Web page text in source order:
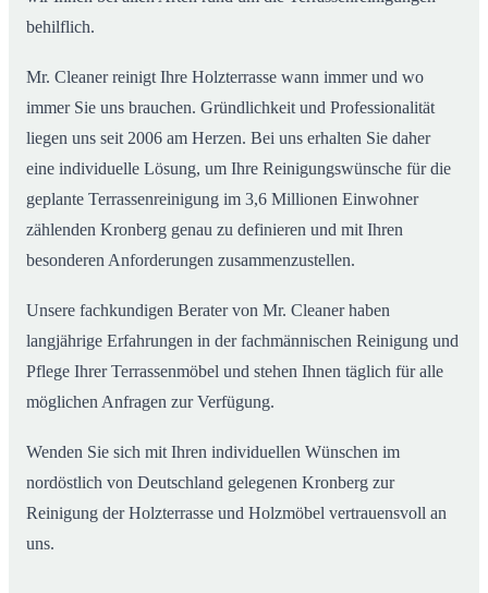
behilflich.
Mr. Cleaner reinigt Ihre Holzterrasse wann immer und wo
immer Sie uns brauchen. Gründlichkeit und Professionalität
liegen uns seit 2006 am Herzen. Bei uns erhalten Sie daher
eine individuelle Lösung, um Ihre Reinigungswünsche für die
geplante Terrassenreinigung im 3,6 Millionen Einwohner
zählenden Kronberg genau zu definieren und mit Ihren
besonderen Anforderungen zusammenzustellen.
Unsere fachkundigen Berater von Mr. Cleaner haben
langjährige Erfahrungen in der fachmännischen Reinigung und
Pflege Ihrer Terrassenmöbel und stehen Ihnen täglich für alle
möglichen Anfragen zur Verfügung.
Wenden Sie sich mit Ihren individuellen Wünschen im
nordöstlich von Deutschland gelegenen Kronberg zur
Reinigung der Holzterrasse und Holzmöbel vertrauensvoll an
uns.